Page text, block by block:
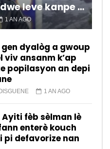
Popilasyon an dwe leve kanpe pou chanje sitiyasyon kawotik l’ap viv nan peyi a.
1 AN AGO
gen dyalòg a gwoup
viv ansanm k’ap
popilasyon an depi
1 AN AGO
Ayiti fèb sèlman lè
enterè kouch
pi defavorize nan